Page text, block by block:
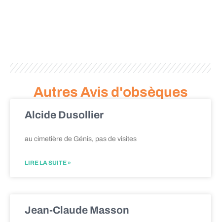
Autres Avis d'obsèques
Alcide Dusollier
au cimetière de Génis, pas de visites
LIRE LA SUITE »
Jean-Claude Masson